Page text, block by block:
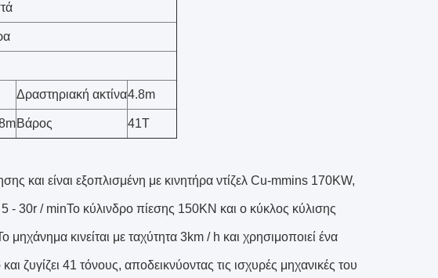
Δραστηριακή ακτίνα4.8m
Βάρος 41Τ
και είναι εξοπλισμένη με κινητήρα ντίζελ Cu-mmins 170KW,
5 - 30r / minΤο κύλινδρο πίεσης 150KN και ο κύκλος κύλισης
κινείται με ταχύτητα 3km / h και χρησιμοποιεί ένα
ζυγίζει 41 τόνους, αποδεικνύοντας τις ισχυρές μηχανικές του